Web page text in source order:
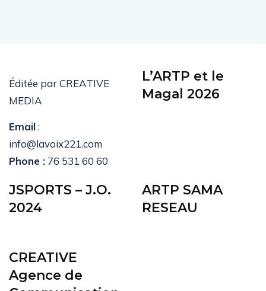
Éditée par CREATIVE
MEDIA
Email:
info@lavoix221.com
Phone : 76 531 60 60
L’ARTP et le
Magal 2026
JSPORTS – J.O.
2024
ARTP SAMA
RESEAU
CREATIVE
Agence de